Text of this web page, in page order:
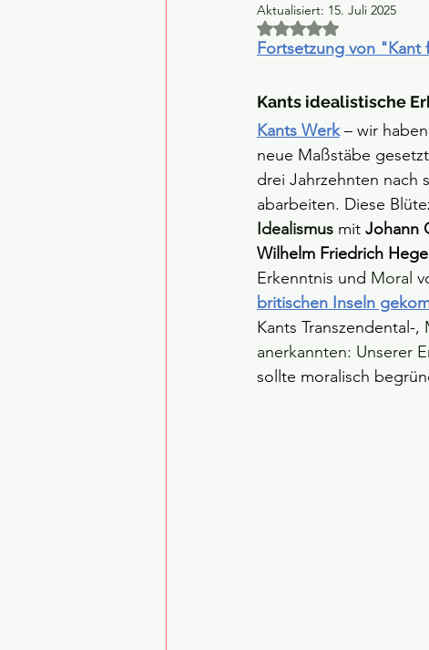
Aktualisiert: 15. Juli 2025
Mit NaN von 5 Sternen
Fortsetzung von "Kant
Kants idealistische
Kants Werk – wir
neue Maßstäbe
drei Jahrzehnten nach
abarbeiten. Diese
Idealismus mit Johann
Wilhelm Friedrich Hegel
Erkenntnis und Moral
britischen Inseln
Kants Transzendental-,
anerkannten: Unserer
sollte moralisch